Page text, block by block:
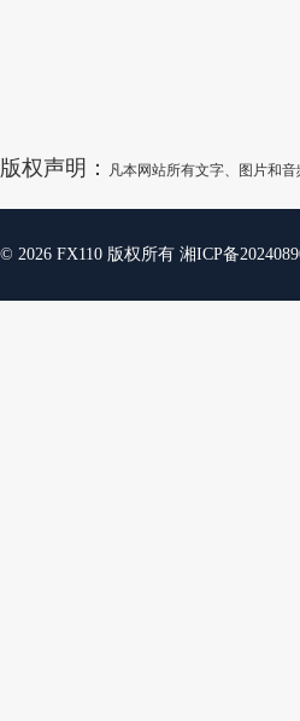
版权声明： 凡本网站所有文字、图片和
© 2026 FX110 版权所有 湘ICP备